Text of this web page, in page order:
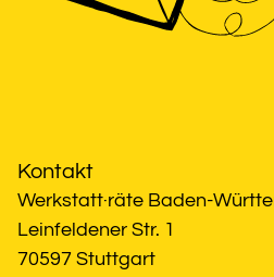
Kontakt
Werkstatt·räte Baden-
Leinfeldener Str. 1
70597 Stuttgart